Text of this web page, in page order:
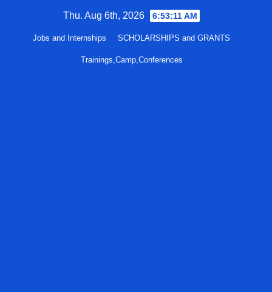
Thu. Aug 6th, 2026 6:53:12 AM
Jobs and Internships SCHOLARSHIPS and GRANTS
Trainings,Camp,Conferences